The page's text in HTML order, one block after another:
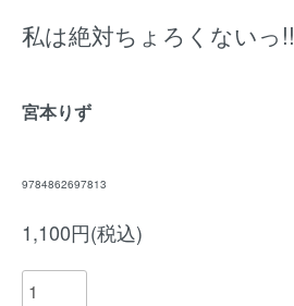
私は絶対ちょろくないっ!!
宮本りず
9784862697813
1,100円(税込)